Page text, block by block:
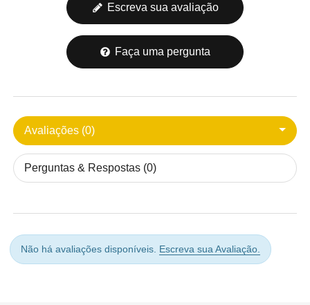
Escreva sua avaliação
Faça uma pergunta
Avaliações (0)
Perguntas & Respostas (0)
Não há avaliações disponíveis. Escreva sua Avaliação.